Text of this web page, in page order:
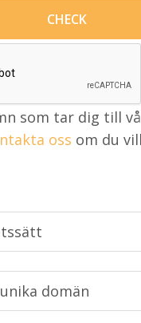
som tar dig till
oss om du
domän